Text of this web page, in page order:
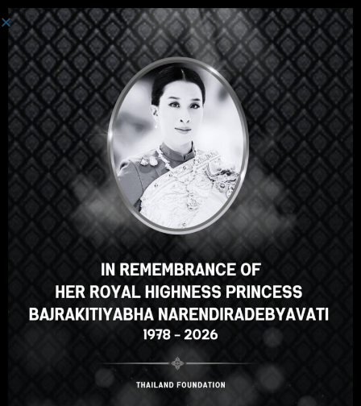
Iniciar Sesión
Hola, un gran curso, ¿verdad?
¿Te gusta este curso?
INSCRIBIRSE EN EL CURSO
Select your language
Spanish English ภาษาไทย
Korean Japanese
French